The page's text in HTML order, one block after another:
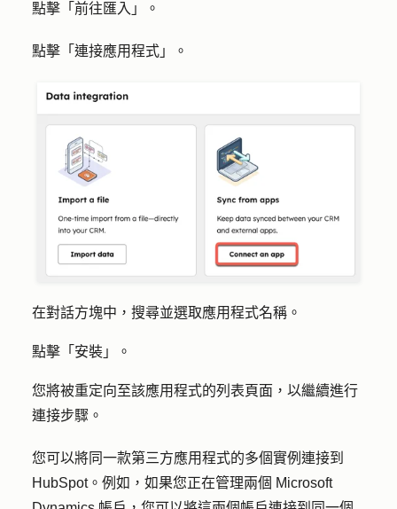
點擊「 前往匯入 」。
點擊「 連接應用程式 」。
在對話方塊中，搜尋並選取應用程式名稱 。
點擊「 安裝 」。
您將被重定向至該應用程式的列表頁面，以繼續進行
連接步驟。
您可以將同一款第三方應用程式的多個實例連接到
HubSpot。例如，如果您正在管理兩個 Microsoft